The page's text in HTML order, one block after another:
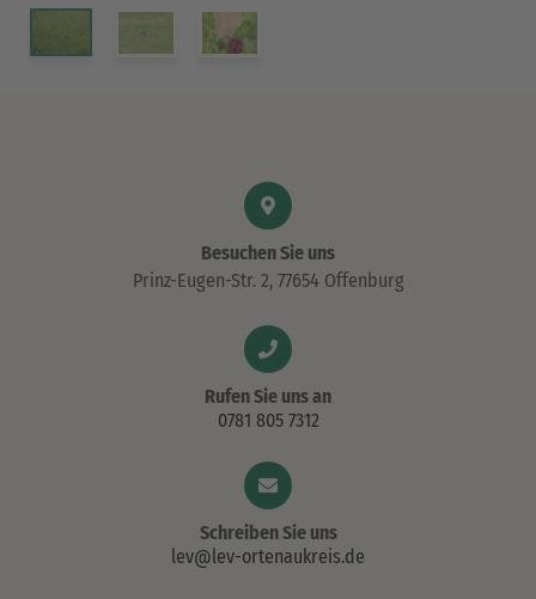
Besuchen Sie uns
Prinz-Eugen-Str. 2, 77654 Offenburg
Rufen Sie uns an
0781 805 7312
Schreiben Sie uns
lev@lev-ortenaukreis.de